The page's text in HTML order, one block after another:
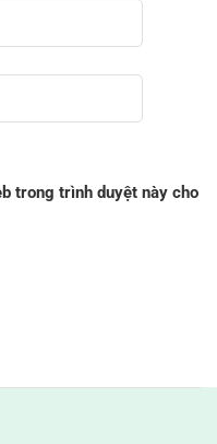
trong trình duyệt này cho